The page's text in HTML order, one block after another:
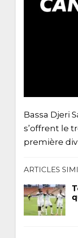
Bassa Djeri
s’offrent le
première
ARTICLES